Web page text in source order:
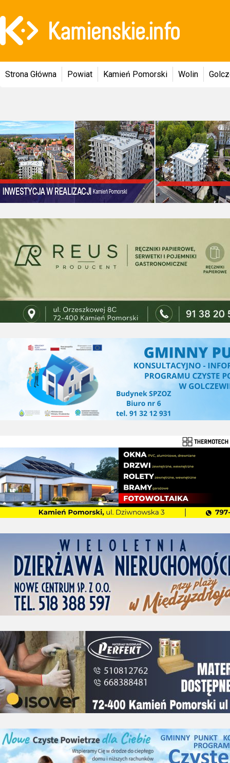
Strona Główna Powiat Kamień Pomorski Wolin